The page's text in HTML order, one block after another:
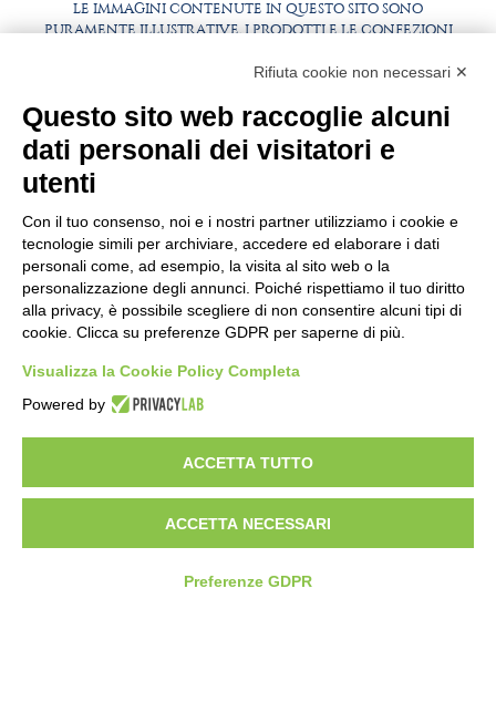
LE IMMAGINI CONTENUTE IN QUESTO SITO SONO
PURAMENTE ILLUSTRATIVE, I PRODOTTI E LE CONFEZIONI
BEST PARTNER AREA
COMPLIANCE
TERMINI E CONDIZIONI
SEDE E STABILIMENTO
VIA SOMMARIVA N.139/141
TEL+39 011 971 39 43• E-MailInfo@pastaberruto.it
P.IVA/C.FIS. 09009450017
REA N. 1017775 CCIAA TORINO • CAP. SOC. €.1.952.922 I.V.
Newsletter
Rifiuta cookie non necessari ✕
Questo sito web raccoglie alcuni
dati personali dei visitatori e
utenti
Con il tuo consenso, noi e i nostri partner utilizziamo i cookie e
tecnologie simili per archiviare, accedere ed elaborare i dati
personali come, ad esempio, la visita al sito web o la
personalizzazione degli annunci. Poiché rispettiamo il tuo diritto
alla privacy, è possibile scegliere di non consentire alcuni tipi di
cookie. Clicca su preferenze GDPR per saperne di più.
Visualizza la Cookie Policy Completa
Powered by
ACCETTA TUTTO
ACCETTA NECESSARI
Preferenze GDPR